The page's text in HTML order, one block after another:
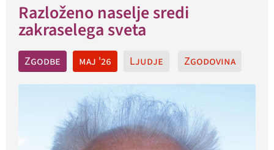
Razloženo naselje sredi
zakraselega sveta
Zgodbe maj '26 Ljudje Zgodovina